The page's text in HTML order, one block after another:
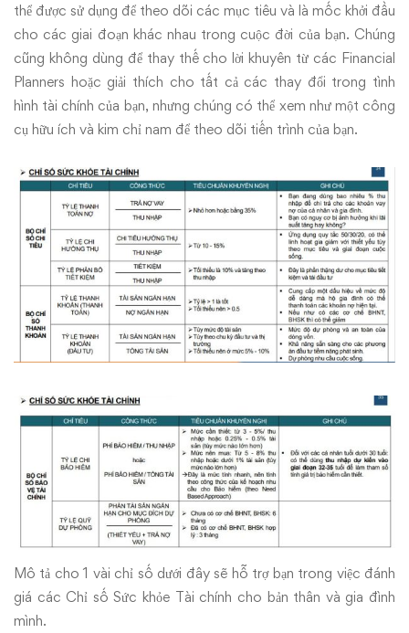
thể được sử dụng để theo dõi các mục tiêu và là mốc khởi đầu
cho các giai đoạn khác nhau trong cuộc đời của bạn. Chúng
cũng không dùng để thay thế cho lời khuyên từ các Financial
Planners hoặc giải thích cho tất cả các thay đổi trong tình
hình tài chính của bạn, nhưng chúng có thể xem như một công
cụ hữu ích và kim chỉ nam để theo dõi tiến trình của bạn.
Mô tả cho 1 vài chỉ số dưới đây sẽ hỗ trợ bạn trong việc đánh
giá các Chỉ số Sức khỏe Tài chính cho bản thân và gia đình
mình.